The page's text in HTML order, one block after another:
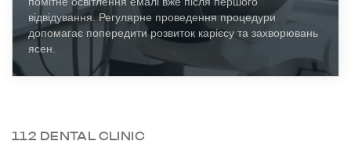
відвідування. Регулярне проведення процедури
допомагає попередити розвиток карієсу та захворювань
ясен.
112 DENTAL CLINIC